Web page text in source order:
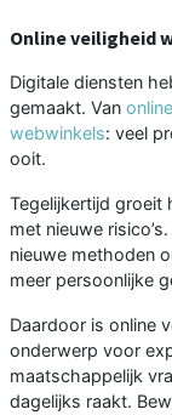
Online veiligheid
Digitale diensten
gemaakt. Van
webwinkels: veel
ooit.
Tegelijkertijd groeit
met nieuwe
nieuwe methoden
meer persoonlijke
Daardoor is online
onderwerp voor
maatschappelijk
dagelijks raakt.